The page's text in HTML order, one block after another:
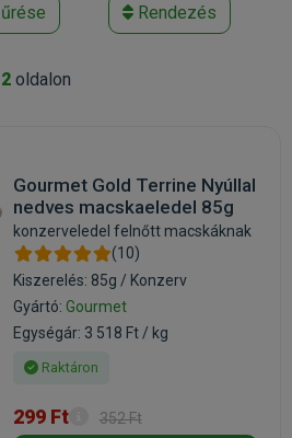
Rendezés
oldalon
Gourmet Gold Terrine Nyúllal
nedves macskaeledel 85g
konzerveledel felnőtt macskáknak
(10)
Kiszerelés: 85g / Konzerv
Gyártó: Gourmet
Egységár: 3 518 Ft / kg
Raktáron
299 Ft 352 Ft